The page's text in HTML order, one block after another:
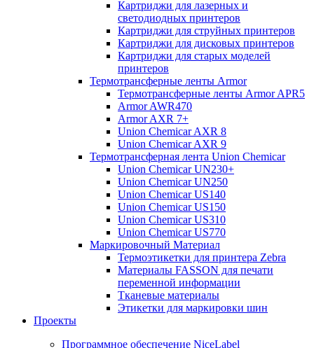
Картриджи для лазерных и
светодиодных принтеров
Картриджи для струйных принтеров
Картриджи для дисковых принтеров
Картриджи для старых моделей
принтеров
Термотрансферные ленты Armor
Термотрансферные ленты Armor APR5
Armor AWR470
Armor AXR 7+
Union Chemicar AXR 8
Union Chemicar AXR 9
Термотрансферная лента Union Chemicar
Union Chemicar UN230+
Union Chemicar UN250
Union Chemicar US140
Union Chemicar US150
Union Chemicar US310
Union Chemicar US770
Маркировочный Материал
Термоэтикетки для принтера Zebra
Материалы FASSON для печати
переменной информации
Тканевые материалы
Этикетки для маркировки шин
Проекты
Программное обеспечение NiceLabel